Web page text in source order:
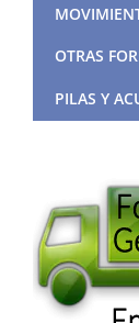
OTRAS
PILAS Y